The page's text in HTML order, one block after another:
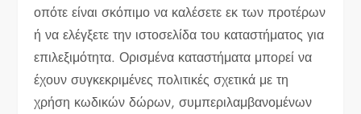
οπότε είναι σκόπιμο να καλέσετε εκ των προτέρων
ή να ελέγξετε την ιστοσελίδα του καταστήματος για
επιλεξιμότητα. Ορισμένα καταστήματα μπορεί να
έχουν συγκεκριμένες πολιτικές σχετικά με τη
χρήση κωδικών δώρων, συμπεριλαμβανομένων